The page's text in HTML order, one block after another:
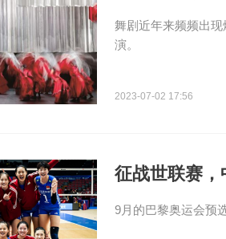
舞剧近年来频频出
演。
2023-07-02 17:56
征战世联赛，
9月的巴黎奥运会预